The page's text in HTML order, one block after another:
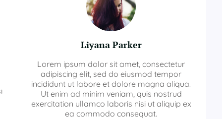
Liyana Parker
Lorem ipsum dolor sit amet, consectetur
adipiscing elit, sed do eiusmod tempor
incididunt ut labore et dolore magna aliqua.
Ut enim ad minim veniam, quis nostrud
exercitation ullamco laboris nisi ut aliquip ex
ea commodo consequat.